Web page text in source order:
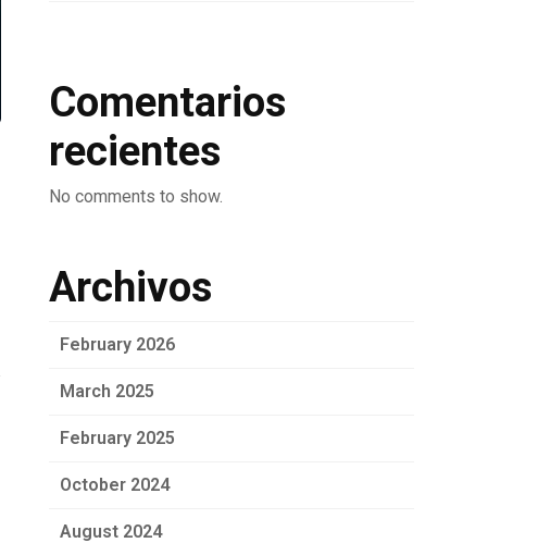
Comentarios
recientes
No comments to show.
Archivos
February 2026
March 2025
February 2025
October 2024
August 2024